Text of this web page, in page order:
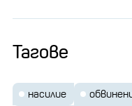
Тагове
насилие